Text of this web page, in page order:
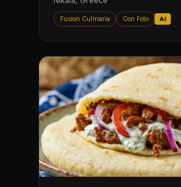
Fusion Culinaria Con Foto AI